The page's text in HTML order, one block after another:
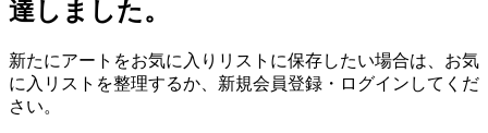
達しました。
新たにアートをお気に入りリストに保存したい場合は、お気
に入リストを整理するか、新規会員登録・ログインしてくだ
さい。